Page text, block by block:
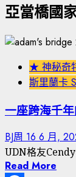
鍵
亞當橋國
★ 神秘奇
斯里蘭卡
一座跨海千年
BJ周 16 6 月,
UDN格友
Read More